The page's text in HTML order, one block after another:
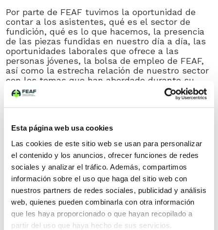
Esta página web usa cookies
Las cookies de este sitio web se usan para personalizar
el contenido y los anuncios, ofrecer funciones de redes
sociales y analizar el tráfico. Además, compartimos
información sobre el uso que haga del sitio web con
nuestros partners de redes sociales, publicidad y análisis
web, quienes pueden combinarla con otra información
que les haya proporcionado o que hayan recopilado a
partir del uso que haya hecho de sus servicios.
Por parte de FEAF tuvimos la oportunidad de
contar a los asistentes, qué es el sector de
fundición, qué es lo que hacemos, la presencia
de las piezas fundidas en nuestro día a día, las
oportunidades laborales que ofrece a las
personas jóvenes, la bolsa de empleo de FEAF,
así como la estrecha relación de nuestro sector
con los temas que han abordado durante su
período formativo (economía circular,
descarbonización, análisis ciclo de vida, huella
de carbono, gestión ambiental, …).
El sector de fundición necesita incorporar a sus
plantillas personas involucradas con la
sostenibilidad ambiental dispuestas a abordar
los continuos retos de este área.
Animamos a jóvenes, y no tan jóvenes a conocer
un sector tradicional, con alto componente
tecnológico y grandes recicladores.
Acercaros a nuestrabolsa de empleo